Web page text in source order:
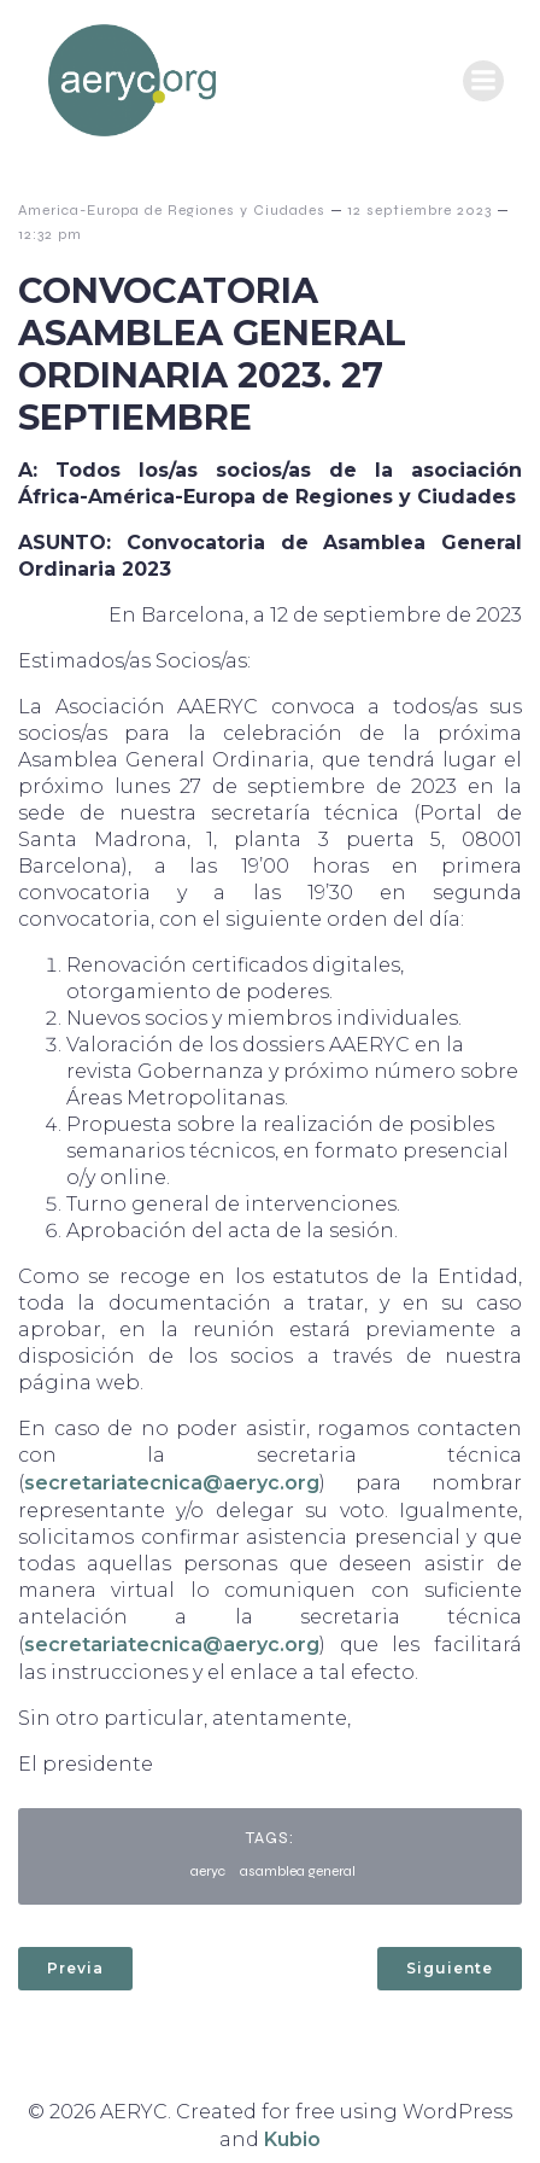
America-Europa de Regiones y Ciudades – 12 septiembre 2023 –
12:32 pm
CONVOCATORIA
ASAMBLEA GENERAL
ORDINARIA 2023. 27
SEPTIEMBRE
A: Todos los/as socios/as de la asociación
África-América-Europa de Regiones y Ciudades
ASUNTO: Convocatoria de Asamblea General
Ordinaria 2023
En Barcelona, a 12 de septiembre de 2023
Estimados/as Socios/as:
La Asociación AAERYC convoca a todos/as sus
socios/as para la celebración de la próxima
Asamblea General Ordinaria, que tendrá lugar el
próximo lunes 27 de septiembre de 2023 en la
sede de nuestra secretaría técnica (Portal de
Santa Madrona, 1, planta 3 puerta 5, 08001
Barcelona), a las 19’00 horas en primera
convocatoria y a las 19’30 en segunda
convocatoria, con el siguiente orden del día:
Renovación certificados digitales,
otorgamiento de poderes.
Nuevos socios y miembros individuales.
Valoración de los dossiers AAERYC en la
revista Gobernanza y próximo número sobre
Áreas Metropolitanas.
Propuesta sobre la realización de posibles
semanarios técnicos, en formato presencial
o/y online.
Turno general de intervenciones.
Aprobación del acta de la sesión.
Como se recoge en los estatutos de la Entidad,
toda la documentación a tratar, y en su caso
aprobar, en la reunión estará previamente a
disposición de los socios a través de nuestra
página web.
En caso de no poder asistir, rogamos contacten
con la secretaria técnica
(secretariatecnica@aeryc.org) para nombrar
representante y/o delegar su voto. Igualmente,
solicitamos confirmar asistencia presencial y que
todas aquellas personas que deseen asistir de
manera virtual lo comuniquen con suficiente
antelación a la secretaria técnica
(secretariatecnica@aeryc.org) que les facilitará
las instrucciones y el enlace a tal efecto.
Sin otro particular, atentamente,
El presidente
TAGS:
aeryc asamblea general
Previa Siguiente
© 2026 AERYC. Created for free using WordPress
and Kubio